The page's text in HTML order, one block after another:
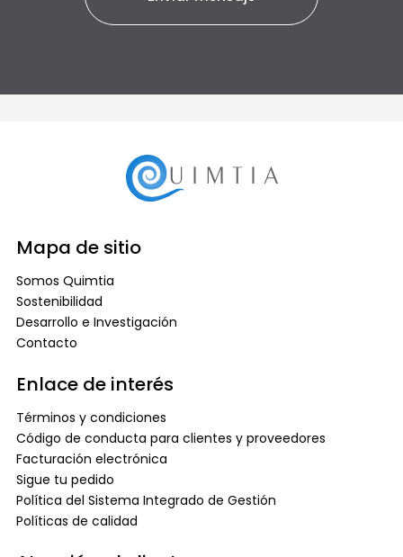
Mapa de sitio
Somos Quimtia
Sostenibilidad
Desarrollo e Investigación
Contacto
Enlace de interés
Términos y condiciones
Código de conducta para clientes y proveedores
Facturación electrónica
Sigue tu pedido
Política del Sistema Integrado de Gestión
Políticas de calidad